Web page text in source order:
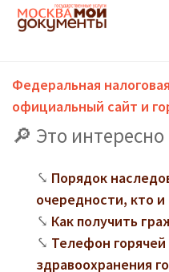
Федеральная
официальный сайт и
Это интересно
Порядок
очередности, кто
Как получить
Телефон
здравоохранения